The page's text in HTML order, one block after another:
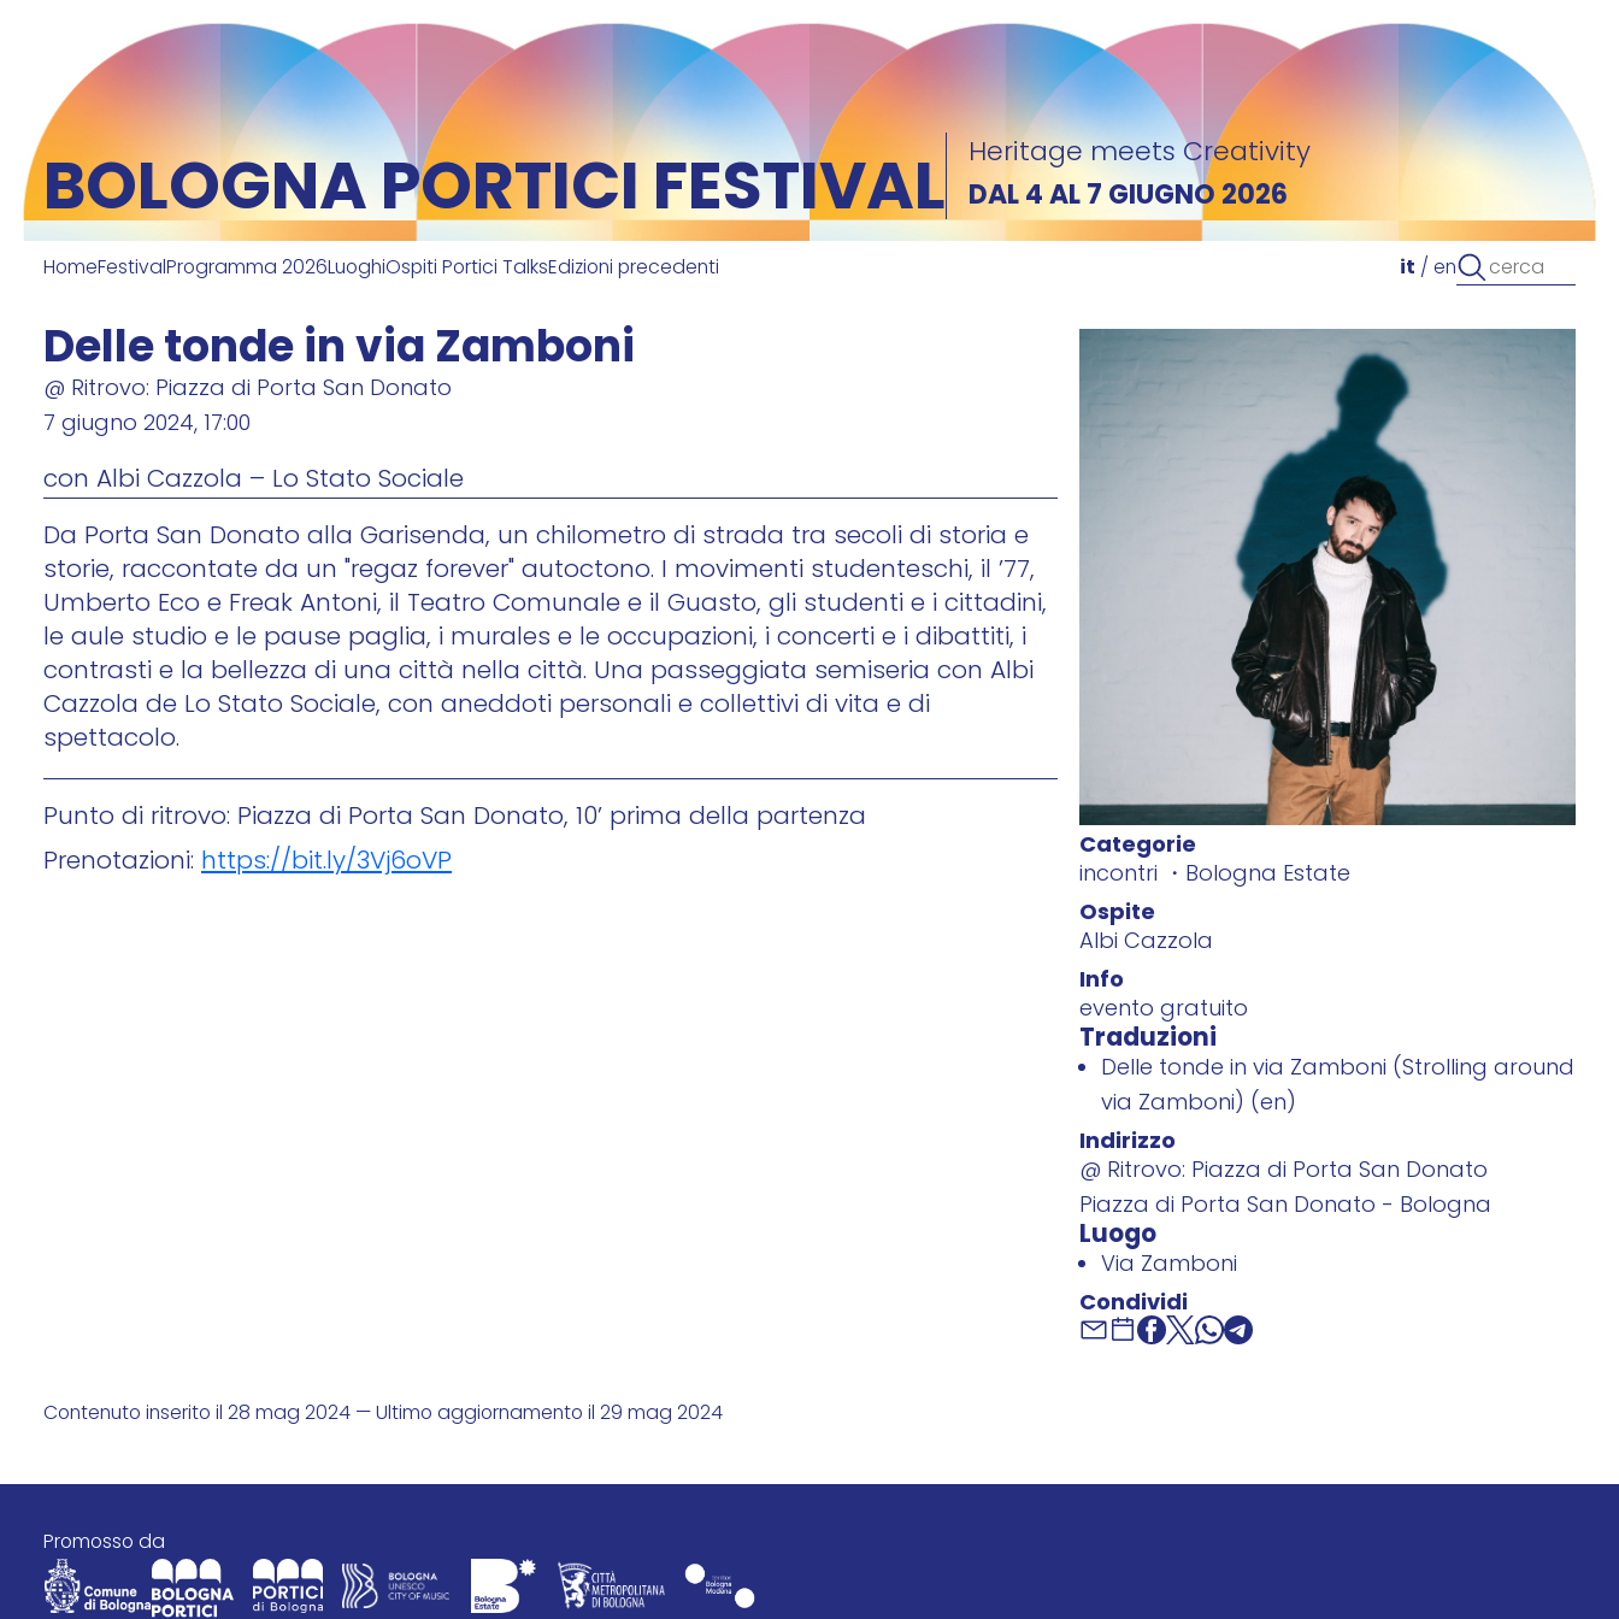
BOLOGNA PORTICI FESTIVAL Heritage meets Creativity
DAL 4 AL 7 GIUGNO 2026
HomeFestivalProgramma 2026LuoghiOspiti Portici TalksEdizioni precedenti it/en
Delle tonde in via Zamboni
@ Ritrovo: Piazza di Porta San Donato
7 giugno 2024, 17:00
con Albi Cazzola – Lo Stato Sociale
Da Porta San Donato alla Garisenda, un chilometro di strada tra secoli di storia e
storie, raccontate da un "regaz forever" autoctono. I movimenti studenteschi, il ’77,
Umberto Eco e Freak Antoni, il Teatro Comunale e il Guasto, gli studenti e i cittadini,
le aule studio e le pause paglia, i murales e le occupazioni, i concerti e i dibattiti, i
contrasti e la bellezza di una città nella città. Una passeggiata semiseria con Albi
Cazzola de Lo Stato Sociale, con aneddoti personali e collettivi di vita e di
spettacolo.
Punto di ritrovo: Piazza di Porta San Donato, 10’ prima della partenza
Prenotazioni: https://bit.ly/3Vj6oVP Categorie
incontri Bologna Estate
Ospite
Albi Cazzola
Info
evento gratuito
Traduzioni
Delle tonde in via Zamboni (Strolling around
via Zamboni) (en)
Indirizzo
@ Ritrovo: Piazza di Porta San Donato
Piazza di Porta San Donato - Bologna
Luogo
Via Zamboni
Condividi
Contenuto inserito il 28 mag 2024 — Ultimo aggiornamento il 29 mag 2024
promosso da